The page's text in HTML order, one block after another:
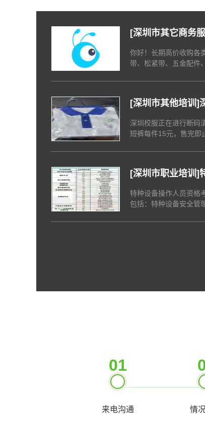
[深圳市其它商务
料
你好！长期高价收购各
带、松紧带、五金配件
[深圳市其他培训 ]
深圳校服正在进行断码
短裤每件15元，售完即止。 可选尺码如下： 短裤
[深圳市职业培训 ]
特种设备操作人员资格
包括：特种设备安全管
01
来电沟通 情